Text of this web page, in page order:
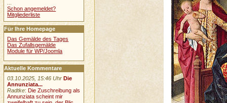
Schon angemeldet?
Mitgliederliste
Für Ihre Homepage
Das Gemälde des Tages
Das Zufallsgemälde
Module für WP/Joomla
Aktuelle Kommentare
03.10.2025, 15:46 Uhr Die
Annunziata...
Radtke: Die Zuschreibung als
Annunziata scheint mir